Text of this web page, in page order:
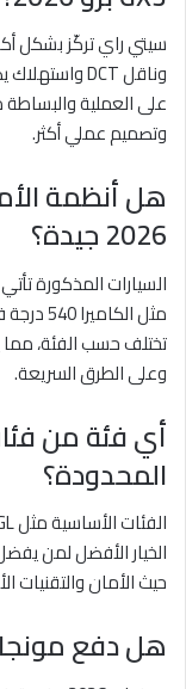
وتصميم عملي أكثر.
هل أنظمة
2026 جيدة؟
السيارات المذكورة
مثل
تختلف حسب الفئة، مما
وعلى الطرق السريعة.
أي فئة من
المحدودة؟
الخيار الأفضل لمن
حيث الأمان والتقنيات
هل دفع مونجارو 2026 رباعي دائم